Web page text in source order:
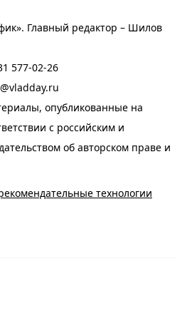
Главный редактор – Шилов
577-02-26
опубликованные на
с российским и
об авторском праве и
технологии